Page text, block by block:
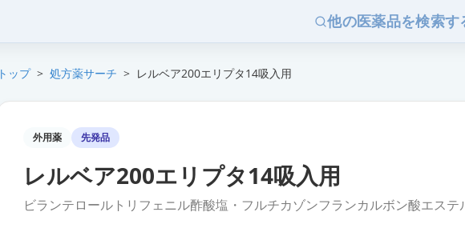
他の医薬品を検索す
トップ > 処方薬サーチ > レルベア200エリプタ14吸入用
外用薬 先発品
レルベア200エリプタ14吸入用
ビランテロールトリフェニル酢酸塩・フルチカゾンフランカルボン酸エステ